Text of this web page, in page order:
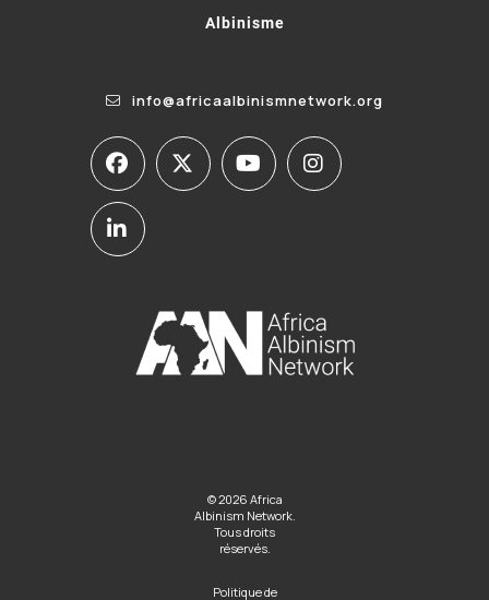
Albinisme
info@africaalbinismnetwork.org
© 2026 Africa
Albinism Network.
Tous droits
réservés.
Politique de